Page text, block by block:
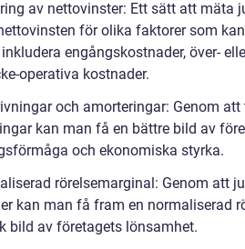
av nettovinster: Ett sätt att mäta
för olika faktorer som
engångskostnader, över-
operativa kostnader.
och amorteringar: Genom
kan man få en bättre bild av
och ekonomiska styrka.
rörelsemarginal: Genom att
kan man få fram en normaliserad
bild av företagets lönsamhet.